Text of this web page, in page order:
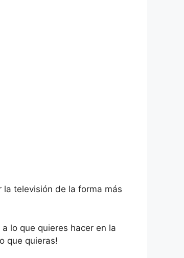
televisión de la forma más
lo que quieres hacer en la
que quieras!